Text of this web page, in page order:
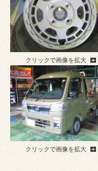
クリックで画像を拡大
クリックで画像を拡大